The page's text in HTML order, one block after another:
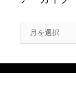
ー